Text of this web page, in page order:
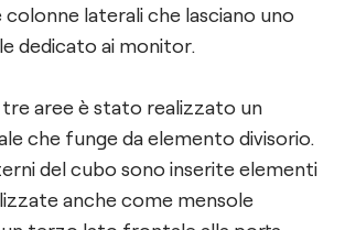
colonne laterali che lasciano uno
dedicato ai monitor.
tre aree è stato realizzato un
che funge da elemento divisorio.
del cubo sono inserite elementi
anche come mensole